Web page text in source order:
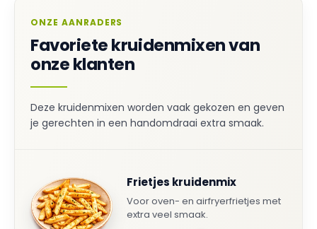
ONZE AANRADERS
Favoriete kruidenmixen van
onze klanten
Deze kruidenmixen worden vaak gekozen en geven
je gerechten in een handomdraai extra smaak.
Frietjes kruidenmix
Voor oven- en airfryerfrietjes met
extra veel smaak.